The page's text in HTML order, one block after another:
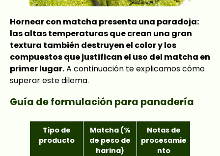
Hornear con matcha presenta una paradoja:
las altas temperaturas que crean una gran
textura también destruyen el color y los
compuestos que justifican el uso del matcha en
primer lugar.A continuación te explicamos cómo
superar este dilema.
Guía de formulación para panadería
Tipo de
producto
Matcha (%
de peso de
harina)
Notas de
procesamie
nto